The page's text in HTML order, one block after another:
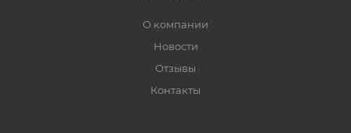
О компании
Новости
Отзывы
Контакты